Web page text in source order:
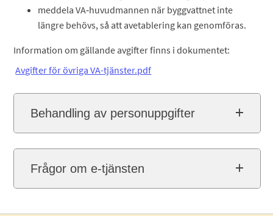
meddela VA‑huvudmannen när byggvattnet inte
längre behövs, så att avetablering kan genomföras.
Information om gällande avgifter finns i dokumentet:
Avgifter för övriga VA-tjänster.pdf
Behandling av personuppgifter
Frågor om e-tjänsten